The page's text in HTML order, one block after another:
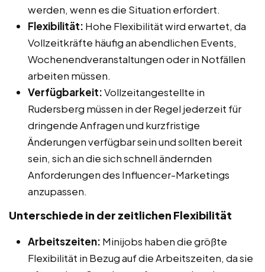
werden, wenn es die Situation erfordert.
Flexibilität: Hohe Flexibilität wird erwartet, da
Vollzeitkräfte häufig an abendlichen Events,
Wochenendveranstaltungen oder in Notfällen
arbeiten müssen.
Verfügbarkeit:Vollzeitangestellte in
Rudersberg müssen in der Regel jederzeit für
dringende Anfragen und kurzfristige
Änderungen verfügbar sein und sollten bereit
sein, sich an die sich schnell ändernden
Anforderungen des Influencer-Marketings
anzupassen.
Unterschiede in der zeitlichen Flexibilität
Arbeitszeiten: Minijobs haben die größte
Flexibilität in Bezug auf die Arbeitszeiten, da sie